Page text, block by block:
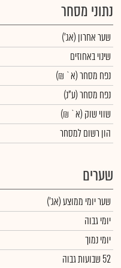
נתוני מסחר
שער אחרון (אג')
שינוי באחוזים
נפח מסחר(א` ₪)
נפח מסחר(ע"נ)
שווי שוק (א` ₪)
הון רשום למסחר
שערים
שער יומי ממוצע(אג')
יומי גבוה
יומי נמוך
52 שבועות גבוה